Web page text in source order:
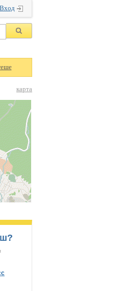
Вход
карта